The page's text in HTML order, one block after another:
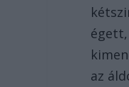
az